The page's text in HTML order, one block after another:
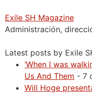
Exile SH Magazine
Administración,
Latest posts by Exile
‘When I was
Us And Them - 7
Will Hoge